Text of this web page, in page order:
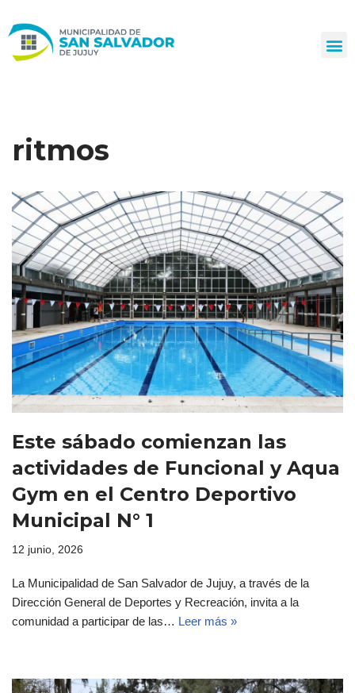
al
ritmos
Este sábado comienzan las
actividades de Funcional y Aqua
Gym en el Centro Deportivo
Municipal N° 1
12 junio, 2026
La Municipalidad de San Salvador de Jujuy, a través de la
Dirección General de Deportes y Recreación, invita a la
comunidad a participar de las… Leer más »